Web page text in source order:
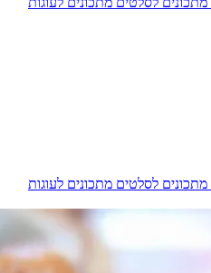
מתכונים לסלטים מתכונים לעוגות